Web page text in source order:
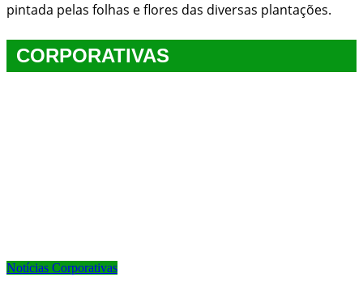
pintada pelas folhas e flores das diversas plantações.
CORPORATIVAS
Notícias Corporativas